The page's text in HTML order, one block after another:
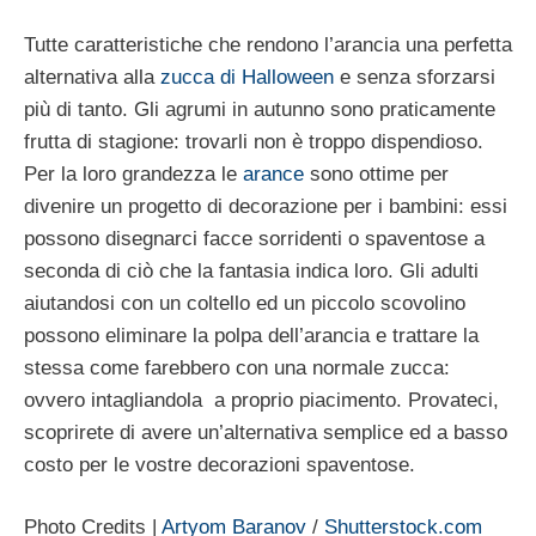
Tutte caratteristiche che rendono l’arancia una perfetta
alternativa alla zucca di Halloween e senza sforzarsi
più di tanto. Gli agrumi in autunno sono praticamente
frutta di stagione: trovarli non è troppo dispendioso.
Per la loro grandezza le arance sono ottime per
divenire un progetto di decorazione per i bambini: essi
possono disegnarci facce sorridenti o spaventose a
seconda di ciò che la fantasia indica loro. Gli adulti
aiutandosi con un coltello ed un piccolo scovolino
possono eliminare la polpa dell’arancia e trattare la
stessa come farebbero con una normale zucca:
ovvero intagliandola a proprio piacimento. Provateci,
scoprirete di avere un’alternativa semplice ed a basso
costo per le vostre decorazioni spaventose.
Photo Credits | Artyom Baranov / Shutterstock.com